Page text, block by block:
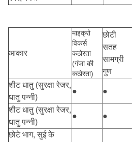
आकार
माइक्रो
विकर्स
कठोरता
(गंजा की
कठोरता)
छोटी
सतह
सामग्री
गुण
शीट धातु (सुरक्षा रेजर,
धातु पन्नी)
● ●
शीट धातु (सुरक्षा रेजर,
धातु पन्नी)
● ●
छोटे भाग, सुई के